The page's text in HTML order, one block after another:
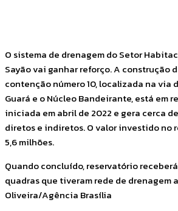
O sistema de drenagem do Setor
Sayão vai ganhar reforço. A construção
contenção número 10, localizada na via
Guará e o Núcleo Bandeirante, está em
iniciada em abril de 2022 e gera cerca
diretos e indiretos. O valor investido no
5,6 milhões.
Quando concluído, reservatório
quadras que tiveram rede de drenagem
Oliveira/Agência Brasília